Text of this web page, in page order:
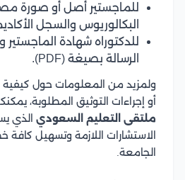
للماجستير أصل أو صورة
البكالوريوس والسجل
للدكتوراه شهادة
الرسالة بصيغة (PDF).
ولمزيد من المعلومات حول كيفية
أو إجراءات التوثيق المطلوبة،
ملتقى التعليم السعودي الذي
الاستشارات اللازمة وتسهيل
الجامعة.